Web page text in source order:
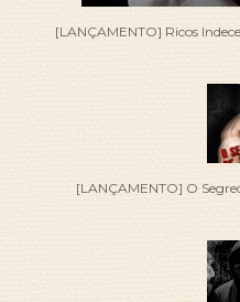
[LANÇAMENTO] Ricos
[LANÇAMENTO] O